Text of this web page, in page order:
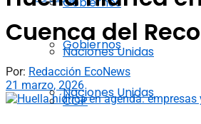
Naciones Unidas
COP
Gobiernos
Naciones Unidas
Cuenca del
Por: Redacción EcoNews
21 marzo, 2026